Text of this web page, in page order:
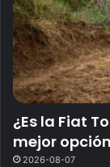
¿Es la Fiat
mejor
2026-08-07